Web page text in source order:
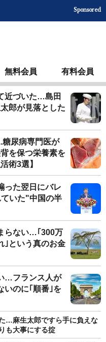
Sponsored
無料会員 有料会員
近づいた…島田
郎が見落とした
糖尿病専門医が
を保つ栄養素を
術3選】
った翌日にバレ
いた"中国の半
らない…｢300万
｣という真のお金
…フランス人が
いのに｢順番｣を
…麻生太郎ですら手に負えな
も大事にする掟